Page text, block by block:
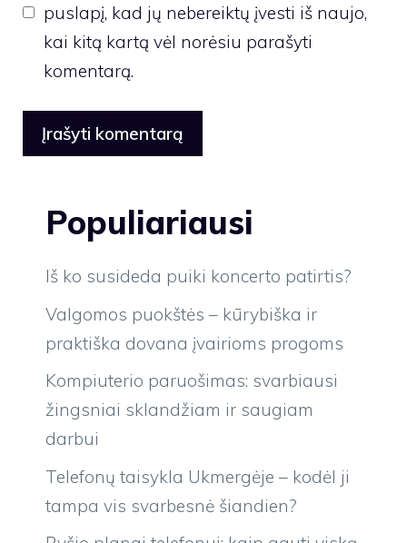
puslapį, kad jų nebereiktų įvesti iš naujo,
kai kitą kartą vėl norėsiu parašyti
komentarą.
Populiariausi
Iš ko susideda puiki koncerto patirtis?
Valgomos puokštės – kūrybiška ir
praktiška dovana įvairioms progoms
Kompiuterio paruošimas: svarbiausi
žingsniai sklandžiam ir saugiam
darbui
Telefonų taisykla Ukmergėje – kodėl ji
tampa vis svarbesnė šiandien?